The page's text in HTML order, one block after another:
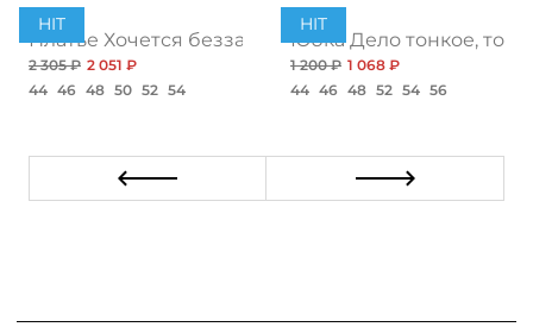
HIT
Платье Хочется беззаботности, топ
2 305 ₽ 2 051 ₽
44 46 48 50 52 54
HIT
Юбка Дело тонкое, топ
1 200 ₽ 1 068 ₽
44 46 48 52 54 56